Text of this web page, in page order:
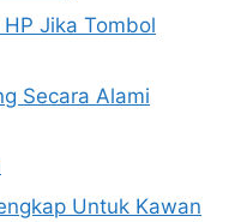
Jika Tombol
Secara Alami
Untuk Kawan